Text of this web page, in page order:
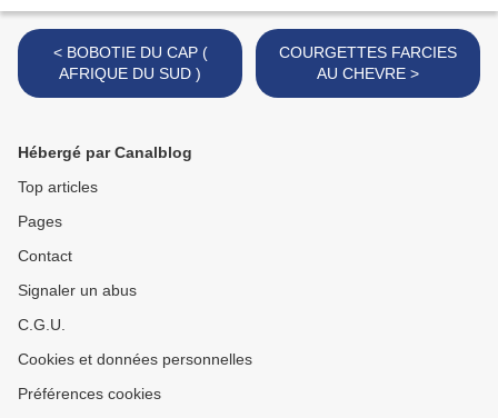
< BOBOTIE DU CAP (
AFRIQUE DU SUD )
COURGETTES FARCIES
AU CHEVRE >
Hébergé par Canalblog
Top articles
Pages
Contact
Signaler un abus
C.G.U.
Cookies et données personnelles
Préférences cookies